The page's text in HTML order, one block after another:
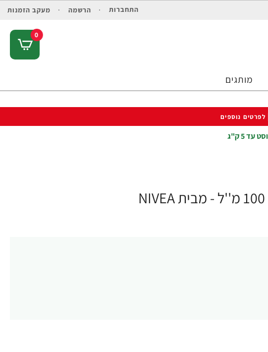
התחברות הרשמה מעקב הזמנות
0
מותגים
לפרטים נוספים